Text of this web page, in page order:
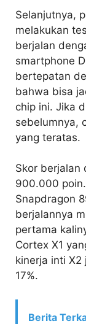
Selanjutnya,
melakukan
berjalan
smartphone
bertepatan
bahwa bisa
chip ini. Jika
sebelumnya,
yang teratas.
Skor berjalan
900.000
Snapdragon
berjalannya
pertama
Cortex X1
kinerja inti X2
17%.
Berita